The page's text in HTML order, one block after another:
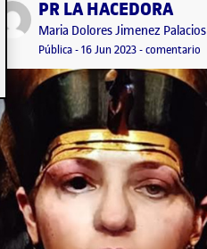
Publicado porPR LA HACEDORA
Publicado por
Maria Dolores Jimenez Palacios
Visibilidad:
Pública-Fecha de publicación
16 Jun 2023-comentario